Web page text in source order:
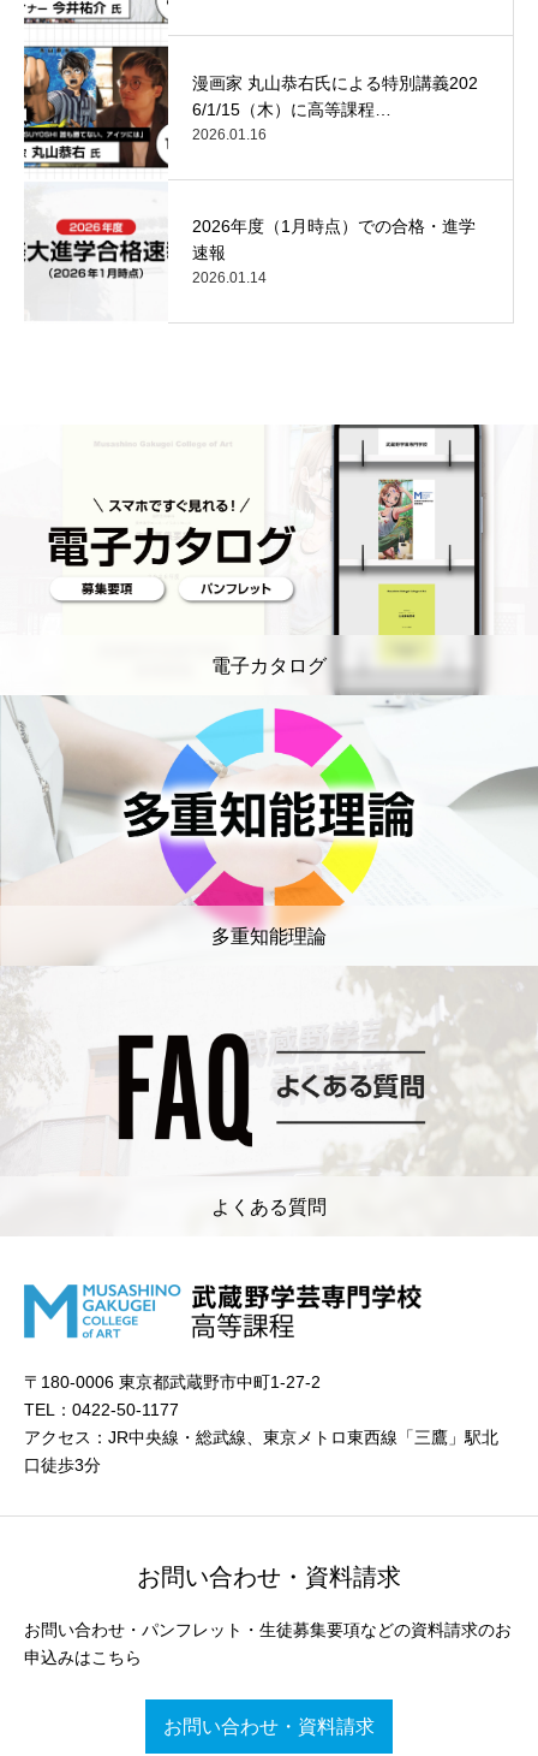
漫画家 丸山恭右氏による特別講義202
6/1/15（木）に高等課程…
2026.01.16
2026年度（1月時点）での合格・進学
速報
2026.01.14
電子カタログ
多重知能理論
よくある質問
〒180-0006 東京都武蔵野市中町1-27-2
TEL：0422-50-1177
アクセス：JR中央線・総武線、東京メトロ東西線「三鷹」駅北
口徒歩3分
お問い合わせ・資料請求
お問い合わせ・パンフレット・生徒募集要項などの資料請求のお
申込みはこちら
お問い合わせ・資料請求